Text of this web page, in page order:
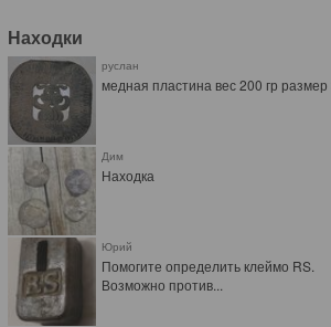
Находки
руслан
медная пластина вес 200 гр
Дим
Находка
Юрий
Помогите определить клеймо RS.
Возможно против...